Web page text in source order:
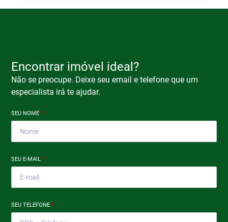
Encontrar imóvel ideal?
Não se preocupe. Deixe seu email e telefone que um
especialista irá te ajudar.
SEU NOME*
SEU E-MAIL*
SEU TELEFONE*